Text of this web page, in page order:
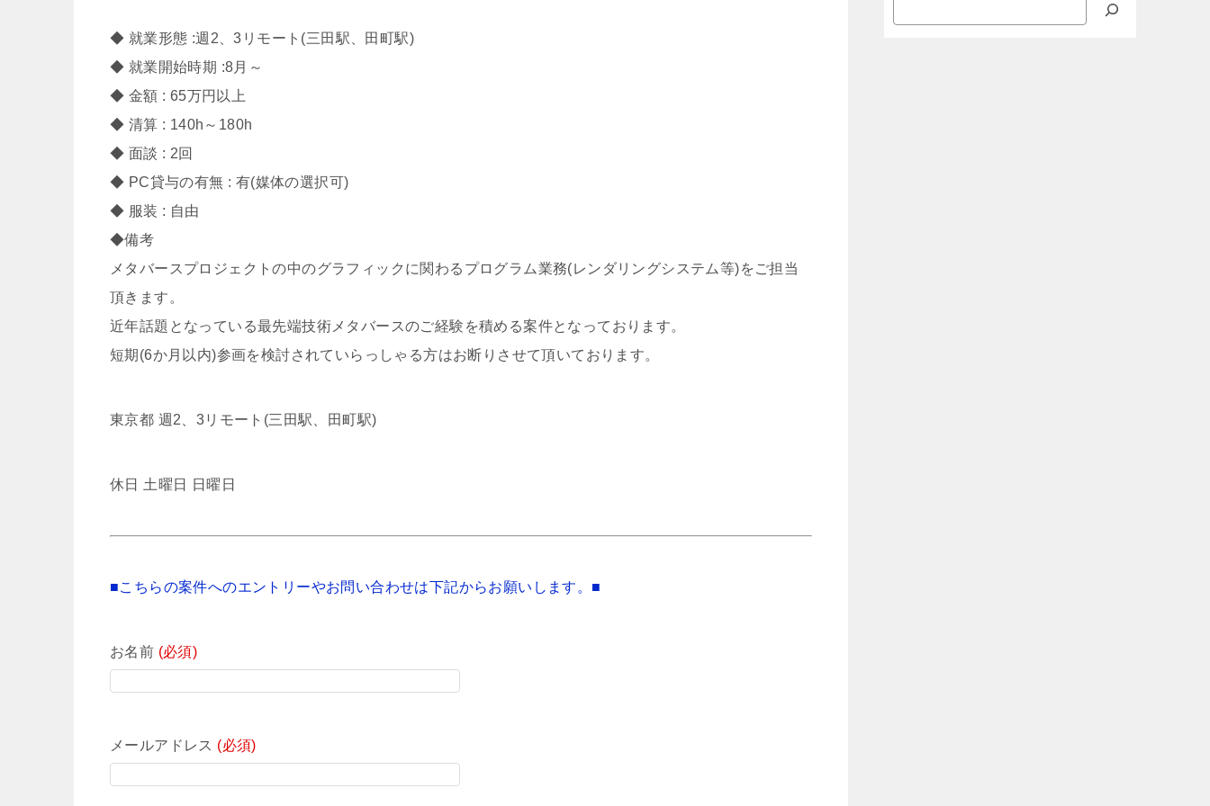
◆ 就業形態 :週2、3リモート(三田駅、田町駅)
◆ 就業開始時期 :8月～
◆ 金額 : 65万円以上
◆ 清算 : 140h～180h
◆ 面談 : 2回
◆ PC貸与の有無 : 有(媒体の選択可)
◆ 服装 : 自由
◆備考
メタバースプロジェクトの中のグラフィックに関わるプログラム業務(レンダリングシステム等)をご担当
頂きます。
近年話題となっている最先端技術メタバースのご経験を積める案件となっております。
短期(6か月以内)参画を検討されていらっしゃる方はお断りさせて頂いております。
東京都 週2、3リモート(三田駅、田町駅)
休日 土曜日 日曜日
■こちらの案件へのエントリーやお問い合わせは下記からお願いします。■
お名前 (必須)
メールアドレス (必須)